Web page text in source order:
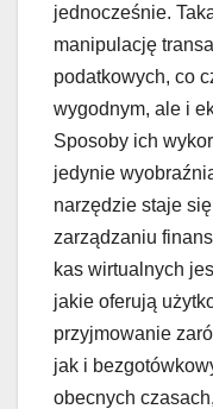
jednocześnie.
manipulację
podatkowych, co
wygodnym, ale i
Sposoby ich
jedynie
narzędzie staje
zarządzaniu
kas wirtualnych
jakie oferują
przyjmowanie
jak i
obecnych